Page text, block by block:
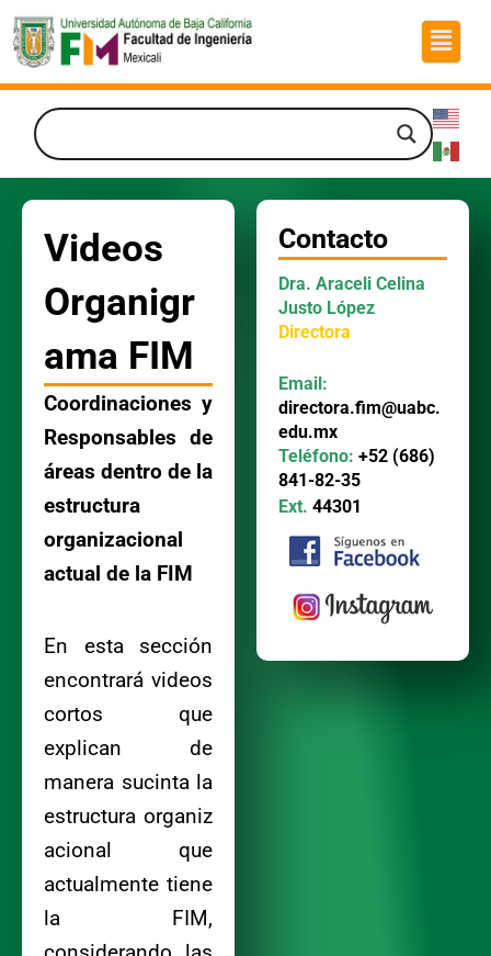
al
contenido
Menú
Videos
Organigr
ama FIM
Coordinaciones y
Responsables de
áreas dentro de la
estructura
organizacional
actual de la FIM
En esta sección
encontrará videos
cortos que
explican de
manera sucinta la
estructura organiz
acional que
actualmente tiene
la FIM,
Contacto
Dra. Araceli Celina
Justo López
Directora
Email:
directora.fim@uabc.
edu.mx
Teléfono: +52 (686)
841-82-35
Ext. 44301